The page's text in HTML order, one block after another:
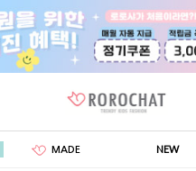
MADE NEW